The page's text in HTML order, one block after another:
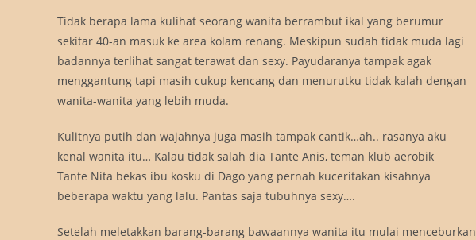
Tidak berapa lama kulihat seorang wanita berrambut ikal yang berumur
sekitar 40-an masuk ke area kolam renang. Meskipun sudah tidak muda lagi
badannya terlihat sangat terawat dan sexy. Payudaranya tampak agak
menggantung tapi masih cukup kencang dan menurutku tidak kalah dengan
wanita-wanita yang lebih muda.
Kulitnya putih dan wajahnya juga masih tampak cantik…ah.. rasanya aku
kenal wanita itu… Kalau tidak salah dia Tante Anis, teman klub aerobik
Tante Nita bekas ibu kosku di Dago yang pernah kuceritakan kisahnya
beberapa waktu yang lalu. Pantas saja tubuhnya sexy….
Setelah meletakkan barang-barang bawaannya wanita itu mulai menceburkan